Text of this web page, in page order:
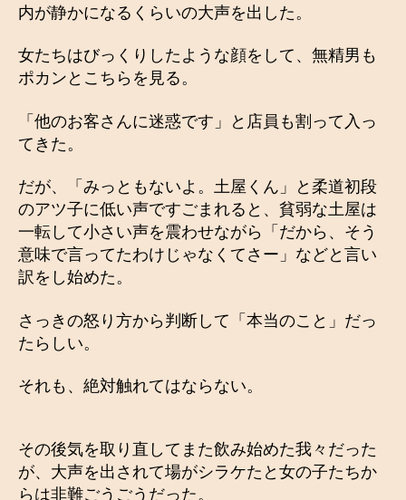
内が静かになるくらいの大声を出した。
女たちはびっくりしたような顔をして、無精男も
ポカンとこちらを見る。
「他のお客さんに迷惑です」と店員も割って入っ
てきた。
だが、「みっともないよ。土屋くん」と柔道初段
のアツ子に低い声ですごまれると、貧弱な土屋は
一転して小さい声を震わせながら「だから、そう
意味で言ってたわけじゃなくてさー」などと言い
訳をし始めた。
さっきの怒り方から判断して「本当のこと」だっ
たらしい。
それも、絶対触れてはならない。
その後気を取り直してまた飲み始めた我々だった
が、大声を出されて場がシラケたと女の子たちか
らは非難ごうごうだった。